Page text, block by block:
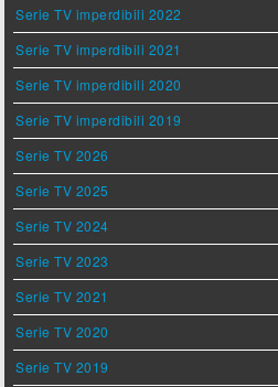
Serie TV imperdibili 2022
Serie TV imperdibili 2021
Serie TV imperdibili 2020
Serie TV imperdibili 2019
Serie TV 2026
Serie TV 2025
Serie TV 2024
Serie TV 2023
Serie TV 2021
Serie TV 2020
Serie TV 2019